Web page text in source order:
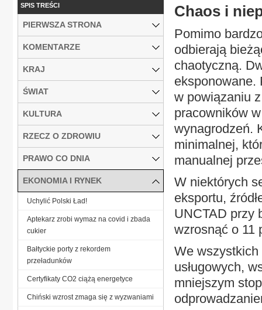
Chaos i
Pomimo
odbierają
chaotyczną.
eksponowane.
w powiązaniu
pracowników
wynagrodzeń.
minimalnej,
manualnej
W niektórych
eksportu,
UNCTAD przy
wzrosnąć o 11
We wszystkich
usługowych,
mniejszym
SPIS TREŚCI
PIERWSZA STRONA
KOMENTARZE
KRAJ
ŚWIAT
KULTURA
RZECZ O ZDROWIU
PRAWO CO DNIA
EKONOMIA I RYNEK
Uchylić Polski Ład!
Aptekarz zrobi wymaz na covid i zbada
cukier
Bałtyckie porty z rekordem
przeładunków
Certyfikaty CO2 ciążą energetyce
Chiński wzrost zmaga się z wyzwaniami